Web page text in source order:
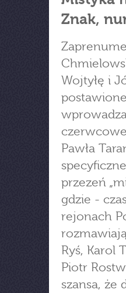
Znak,
Wojtyłę i
Pawła
przezeń
gdzie -
rejonach
Ryś, Karol
Piotr
szansa, że